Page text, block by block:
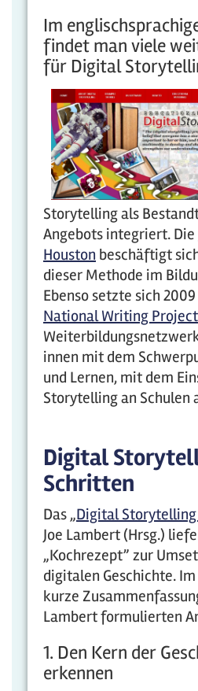
Im
findet man viele
für Digital
Storytelling als
Angebots integriert. Die
Houston beschäftigt
dieser Methode im
Ebenso setzte sich
National Writing Project
innen mit dem
und Lernen, mit dem
Storytelling an Schulen
Digital
Schritten
Das „Digital Storytelling
Joe Lambert (Hrsg.)
„Kochrezept” zur
digitalen Geschichte.
kurze
Lambert formulierten
1. Den Kern der
erkennen